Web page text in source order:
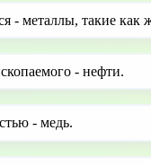
- металлы, такие
- нефти.
- медь.